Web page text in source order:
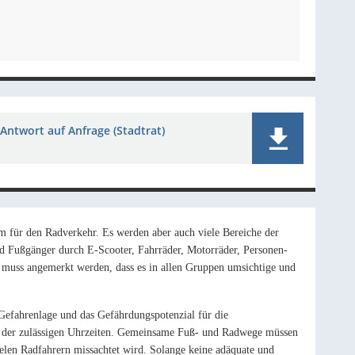
Antwort auf Anfrage (Stadtrat)
den Radverkehr. Es werden aber auch viele Bereiche der
durch E-Scooter, Fahrräder, Motorräder, Personen-
angemerkt werden, dass es in allen Gruppen umsichtige und
und das Gefährdungspotenzial für die
zulässigen Uhrzeiten. Gemeinsame Fuß- und Radwege müssen
Radfahrern missachtet wird. Solange keine adäquate und